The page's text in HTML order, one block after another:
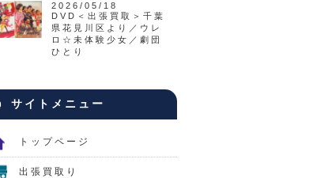
2026/05/18
DVD＜出張買取＞千葉
県花見川区より／ウレ
ロ☆未体験少女／劇団
ひとり
サイトメニュー
トップページ
出張買取り